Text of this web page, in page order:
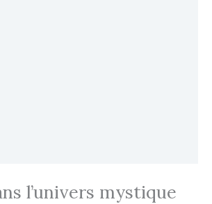
l’univers mystique